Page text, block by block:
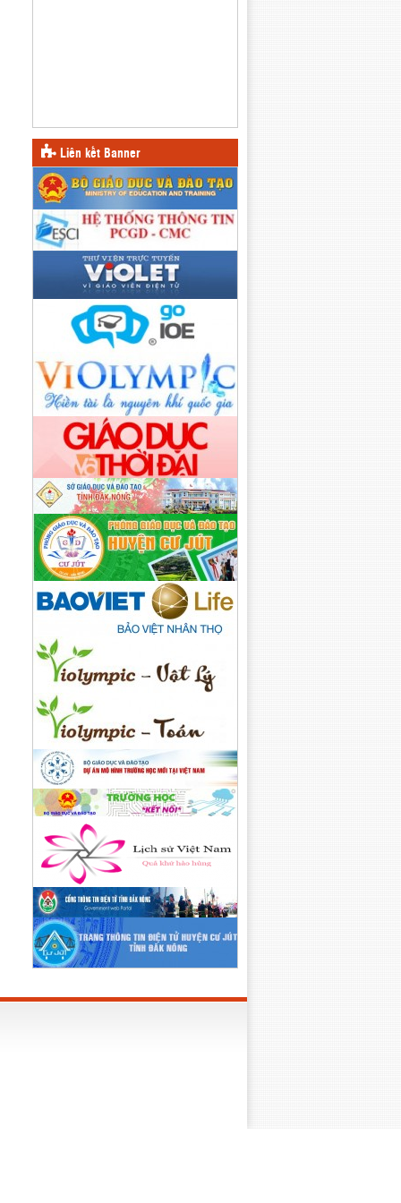
Liên kết Banner